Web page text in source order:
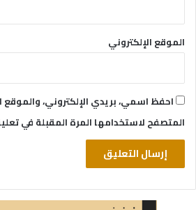
الموقع الإلكتروني
احفظ اسمي، بريدي الإلكتروني، والموقع
المتصفح لاستخدامها المرة المقبلة في